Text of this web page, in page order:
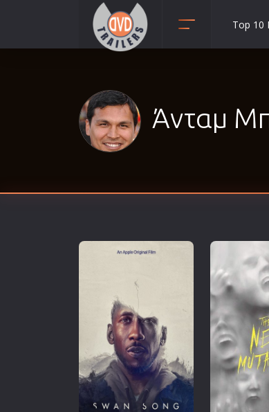
Αισθησιακές
Βιογραφίες
Ελληνικός
Επιβίωσης
Επιστημονικής
Εποχής
Ερωτικές
Ευρωπαικός
Θρησκευτικές
Top 10
Άνταμ